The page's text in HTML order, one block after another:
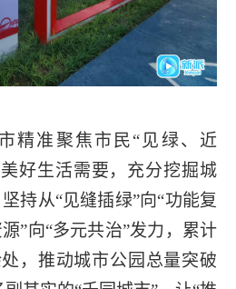
精准聚焦市民“见绿、近
好生活需要，充分挖掘城
持从“见缝插绿”向“功能复
”向“多元共治”发力，累计
，推动城市公园总量突破